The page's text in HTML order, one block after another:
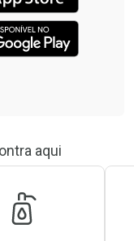
aqui